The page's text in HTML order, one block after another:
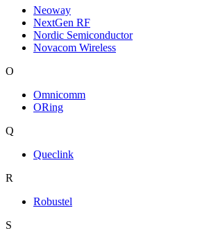
Neoway
NextGen RF
Nordic Semiconductor
Novacom Wireless
O
Omnicomm
ORing
Q
Queclink
R
Robustel
S